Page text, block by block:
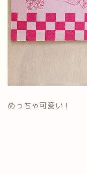
めっちゃ可愛い！